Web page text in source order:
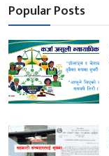
Popular Posts